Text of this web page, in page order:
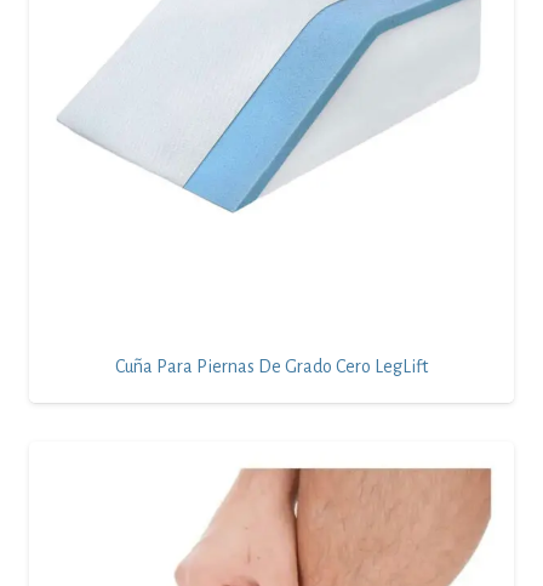
Cuña Para Piernas De Grado Cero LegLift